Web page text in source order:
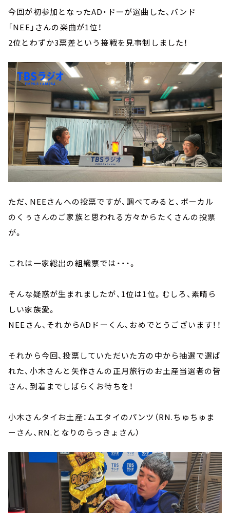
今回が初参加となったAD・ドーが選曲した、バンド
「NEE」さんの楽曲が1位！
2位とわずか3票差という接戦を見事制しました！
ただ、NEEさんへの投票ですが、調べてみると、ボーカル
のくぅさんのご家族と思われる方々からたくさんの投票
が。
これは一家総出の組織票では・・・。
そんな疑惑が生まれましたが、1位は1位。むしろ、素晴ら
しい家族愛。
NEEさん、それからADドーくん、おめでとうございます！！
それから今回、投票していただいた方の中から抽選で選ば
れた、小木さんと矢作さんの正月旅行のお土産当選者の皆
さん、到着までしばらくお待ちを！
小木さんタイお土産：ムエタイのパンツ（RN.ちゅちゅま
ーさん、RN.となりのらっきょさん）